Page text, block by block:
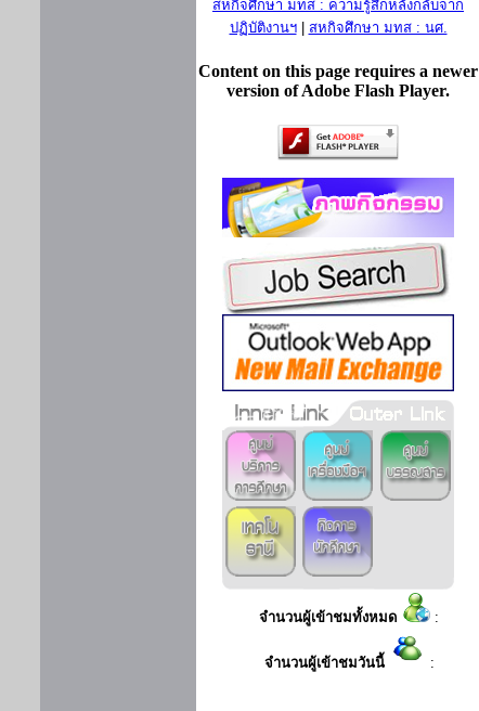
สหกิจศึกษา มทส : ความรู้สึกหลังกลับจาก
ปฏิบัติงานฯ| สหกิจศึกษา มทส : นศ.
Content on this page requires a newer
version of Adobe Flash Player.
จำนวนผู้เข้าชมทั้งหมด :
จำนวนผู้เข้าชมวันนี้ :